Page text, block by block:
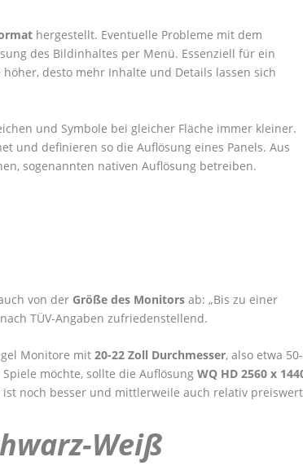
hergestellt. Eventuelle Probleme mit dem
des Bildinhaltes per Menü. Essenziell für ein
desto mehr Inhalte und Details lassen sich
und Symbole bei gleicher Fläche immer kleiner.
und definieren so die Auflösung eines Panels. Aus
sogenannten nativen Auflösung betreiben.
von der Größe des Monitors ab: „Bis zu einer
TÜV-Angaben zufriedenstellend.
Monitore mit 20-22 Zoll Durchmesser, also etwa 50-
möchte, sollte die Auflösung WQ HD 2560 x
ist noch besser und mittlerweile auch relativ
Weiß